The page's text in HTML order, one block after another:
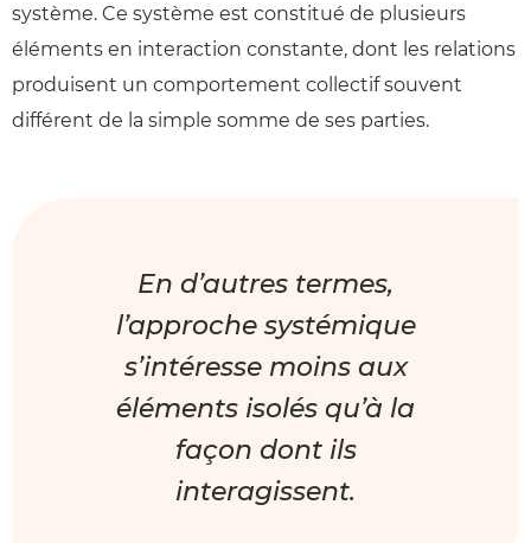
système. Ce système est constitué de plusieurs
éléments en interaction constante, dont les relations
produisent un comportement collectif souvent
différent de la simple somme de ses parties.
En d’autres termes,
l’approche systémique
s’intéresse moins aux
éléments isolés qu’à la
façon dont ils
interagissent.